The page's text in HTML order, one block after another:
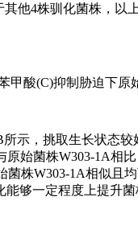
他4株驯化菌株，以
甲酸(C)抑制胁迫下
示，挑取生长状态较
始菌株W303-1A相
株W303-1A相似且
够一定程度上提升